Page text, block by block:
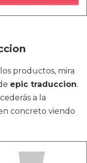
productos, mira
epic traduccion.
a la
concreto viendo